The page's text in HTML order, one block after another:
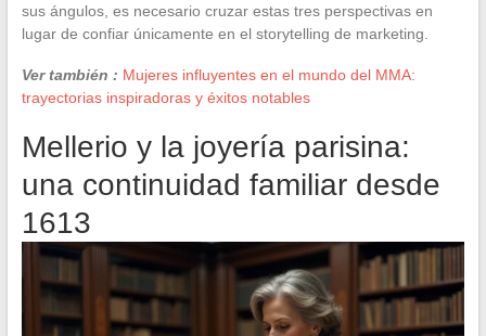
sus ángulos, es necesario cruzar estas tres perspectivas en
lugar de confiar únicamente en el storytelling de marketing.
Ver también : Mujeres influyentes en el mundo del MMA:
trayectorias inspiradoras y éxitos notables
Mellerio y la joyería parisina:
una continuidad familiar desde
1613